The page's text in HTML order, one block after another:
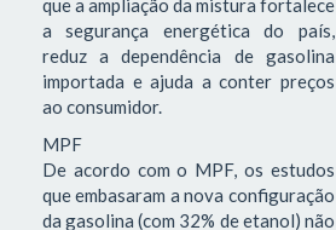
que a ampliação da mistura fortalece
a segurança energética do país,
reduz a dependência de gasolina
importada e ajuda a conter preços
ao consumidor.
MPF
De acordo com o MPF, os estudos
que embasaram a nova configuração
da gasolina (com 32% de etanol) não